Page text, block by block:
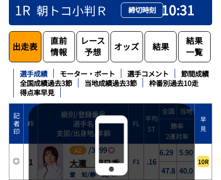
1R 朝トコ小判Ｒ 締切時刻 10:31
出走表
直前
情報
レース
予想
オッズ 結果
結果
一覧
選手成績 モーター・ボート 選手コメント
節間成績
全国成績過去3節
当地成績過去3節
枠番別過去10走
得点率早見
記
者
印
枠
級別/登録番号
選手名
支部/出身地/年齢
FL
平均
ST
全国 当地
早
見
勝率
2連対率
1
A2 /3999
大瀧 明日香
愛 知/静 岡/47
F1 .16
6.29 5.90
10R
47.8 40.0